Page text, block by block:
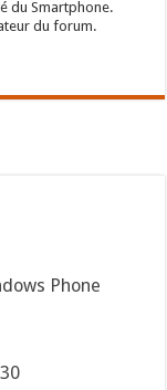
du Smartphone.
du forum.
Phone